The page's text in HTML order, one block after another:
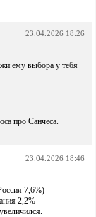
23.04.2026 18:26
ему выбора у тебя
про Санчеса.
23.04.2026 18:46
7,6%)
2,2%